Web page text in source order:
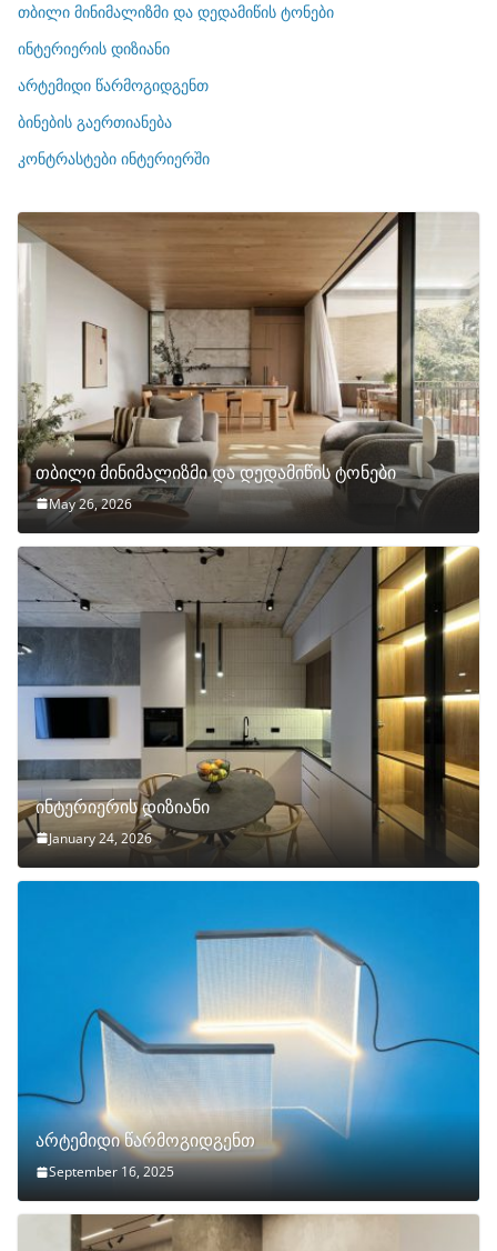
ო
რ
ბ
ი
თბილი მინიმალიზმი და დედამიწის ტონები
ინტერიერის დიზიანი
არტემიდი წარმოგიდგენთ
ბინების გაერთიანება
კონტრასტები ინტერიერში
თბილი მინიმალიზმი და დედამიწის ტონები
May 26, 2026
ინტერიერის დიზიანი
January 24, 2026
არტემიდი წარმოგიდგენთ
September 16, 2025